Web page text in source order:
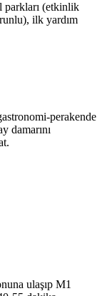
parkları (etkinlik
ilk yardım
perakende
damarını
ulaşıp M1